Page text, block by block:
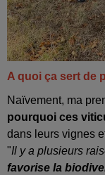
A quoi ça sert de
Naïvement, ma
pourquoi ces
dans leurs vignes
"Il y a plusieurs
favorise la